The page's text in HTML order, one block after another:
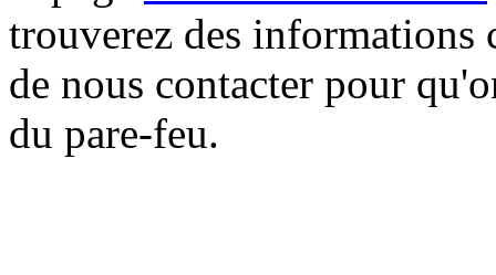
trouverez des informations
de nous contacter pour
du pare-feu.